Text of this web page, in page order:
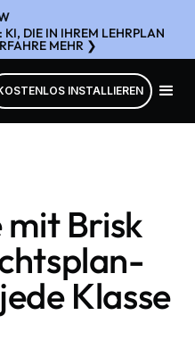
DIE IN IHREM LEHRPLAN
MEHR ❯
INSTALLIEREN
mit Brisk
Klasse